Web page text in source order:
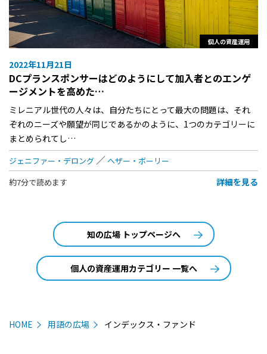
個人の資産運用
2022年11月21日
DCプランスポンサーはどのようにして加入者とのエンゲ
ージメントを高めた…
ミレニアル世代の人々は、自分たちにとって最大の問題は、それ
ぞれのニーズや願望が同じであるかのように、1つのカテゴリーに
まとめられてし…
ジェニファー・デロング
ヘザー・ボーリー
約7分で読めます
詳細を見る
知の広場 トップページへ
個人の資産運用カテゴリー 一覧へ
HOME 用語の広場 インデックス・ファンド